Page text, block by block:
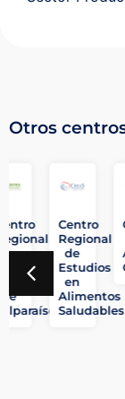
Otros
de
de
Centro
Regional
de
Estudios
en
Alimentos
Saludables